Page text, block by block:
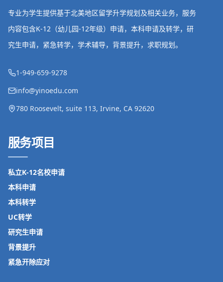
专业为学生提供基于北美地区留学升学规划及相关业务，服务
内容包含K-12（幼儿园-12年级）申请，本科申请及转学，研
究生申请，紧急转学，学术辅导，背景提升，求职规划。
1-949-659-9278
info@yinoedu.com
780 Roosevelt, suite 113, Irvine, CA 92620
服务项目
私立K-12名校申请
本科申请
本科转学
UC转学
研究生申请
背景提升
紧急开除应对